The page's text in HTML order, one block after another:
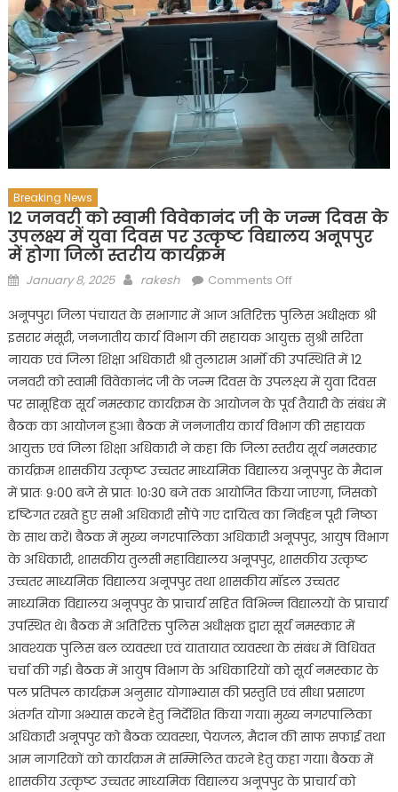
Breaking News
12 जनवरी को स्वामी विवेकानंद जी के जन्म दिवस के
उपलक्ष्य में युवा दिवस पर उत्कृष्ट विद्यालय अनूपपुर
में होगा जिला स्तरीय कार्यक्रम
Posted
January 8, 2025 Author
rakesh Comments Offon
जनवरी
को
स्वामी
विवेकानंद
जी
के
जन्म
दिवस
में
युवा
दिवस
पर
उत्कृष्ट
विद्यालय
अनूपपुर
में
होगा
जिला
स्तरीय
कार्यक्रम
अनूपपुर। जिला पंचायत के सभागार में आज अतिरिक्त पुलिस अधीक्षक श्री
इसरार मंसूरी, जनजातीय कार्य विभाग की सहायक आयुक्त सुश्री सरिता
नायक एवं जिला शिक्षा अधिकारी श्री तुलाराम आर्माे की उपस्थिति में 12
जनवरी को स्वामी विवेकानंद जी के जन्म दिवस के उपलक्ष्य में युवा दिवस
पर सामूहिक सूर्य नमस्कार कार्यक्रम के आयोजन के पूर्व तैयारी के संबंध में
बैठक का आयोजन हुआ। बैठक में जनजातीय कार्य विभाग की सहायक
आयुक्त एवं जिला शिक्षा अधिकारी ने कहा कि जिला स्तरीय सूर्य नमस्कार
कार्यक्रम शासकीय उत्कृष्ट उच्चतर माध्यमिक विद्यालय अनूपपुर के मैदान
में प्रातः 9ः00 बजे से प्रातः 10ः30 बजे तक आयोजित किया जाएगा, जिसको
दृष्टिगत रखते हुए सभी अधिकारी सौंपे गए दायित्व का निर्वहन पूरी निष्ठा
के साथ करें। बैठक में मुख्य नगरपालिका अधिकारी अनूपपुर, आयुष विभाग
के अधिकारी, शासकीय तुलसी महाविद्यालय अनूपपुर, शासकीय उत्कृष्ट
उच्चतर माध्यमिक विद्यालय अनूपपुर तथा शासकीय मॉडल उच्चतर
माध्यमिक विद्यालय अनूपपुर के प्राचार्य सहित विभिन्न विद्यालयों के प्राचार्य
उपस्थित थे। बैठक में अतिरिक्त पुलिस अधीक्षक द्वारा सूर्य नमस्कार में
आवश्यक पुलिस बल व्यवस्था एवं यातायात व्यवस्था के संबंध में विधिवत
चर्चा की गई। बैठक में आयुष विभाग के अधिकारियों को सूर्य नमस्कार के
पल प्रतिपल कार्यक्रम अनुसार योगाभ्यास की प्रस्तुति एवं सीधा प्रसारण
अंतर्गत योगा अभ्यास करने हेतु निर्देशित किया गया। मुख्य नगरपालिका
अधिकारी अनूपपुर को बैठक व्यवस्था, पेयजल, मैदान की साफ सफाई तथा
आम नागरिकों को कार्यक्रम में सम्मिलित करने हेतु कहा गया। बैठक में
शासकीय उत्कृष्ट उच्चतर माध्यमिक विद्यालय अनूपपुर के प्राचार्य को